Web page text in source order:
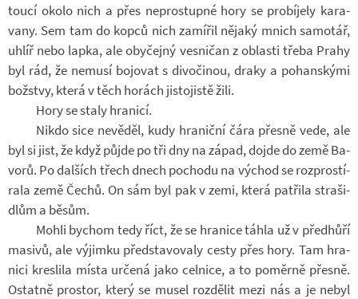
toucí okolo nich a přes ne­pro­stupné hory se pro­bí­jely ka­ra­
vany. Sem tam do kopců nich za­mí­řil ně­jaký mnich sa­mo­tář,
uhlíř nebo lapka, ale oby­čejný ves­ni­čan z ob­lasti třeba Prahy
byl rád, že ne­musí bo­jo­vat s di­vo­či­nou, draky a po­han­skými
bož­stvy, která v těch ho­rách jisto­jistě žili.
Hory se staly hra­nicí.
Nikdo sice ne­vě­děl, kudy hra­niční čára přesně vede, ale
byl si jist, že když půjde po tři dny na západ, dojde do země Ba­
vorů. Po dal­ších třech dnech po­chodu na vý­chod se roz­pro­stí­
rala země Čechů. On sám byl pak v zemi, která pa­t­řila stra­ši­
dlům a běsům.
Mohli bychom tedy říct, že se hra­nice táhla už v před­hůří
masivů, ale vý­jimku před­sta­vo­valy cesty přes hory. Tam hra­
nici kres­lila místa ur­čená jako cel­nice, a to po­měrně přesně.
Ostatně pro­stor, který se musel roz­dě­lit mezi nás a je nebyl